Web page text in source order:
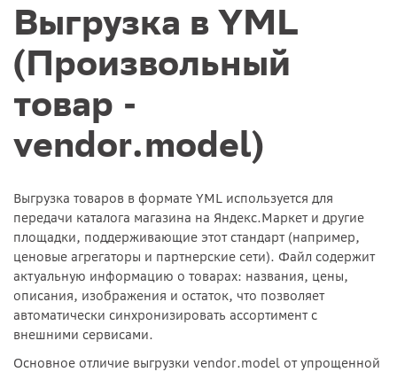
Выгрузка в YML
(Произвольный
товар -
vendor.model)
Выгрузка товаров в формате YML используется для
передачи каталога магазина на Яндекс.Маркет и другие
площадки, поддерживающие этот стандарт (например,
ценовые агрегаторы и партнерские сети). Файл содержит
актуальную информацию о товарах: названия, цены,
описания, изображения и остаток, что позволяет
автоматически синхронизировать ассортимент с
внешними сервисами.
Основное отличие выгрузки vendor.model от упрощенной